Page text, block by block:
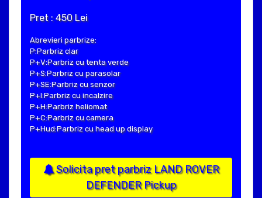
Pret : 450 Lei
Abrevieri parbrize:
P:Parbriz clar
P+V:Parbriz cu tenta verde
P+S:Parbriz cu parasolar
P+SE:Parbriz cu senzor
P+I:Parbriz cu incalzire
P+H:Parbriz heliomat
P+C:Parbriz cu camera
P+Hud:Parbriz cu head up display
Solicita pret parbriz LAND ROVER
DEFENDER Pickup